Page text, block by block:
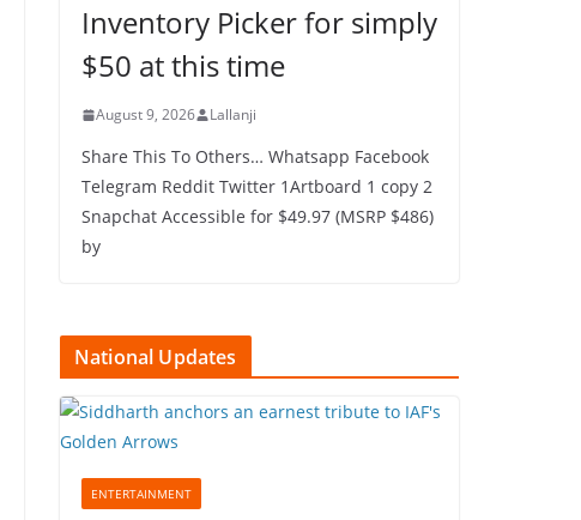
Inventory Picker for simply
$50 at this time
August 9, 2026 Lallanji
Share This To Others… Whatsapp Facebook
Telegram Reddit Twitter 1Artboard 1 copy 2
Snapchat Accessible for $49.97 (MSRP $486)
by
National Updates
ENTERTAINMENT